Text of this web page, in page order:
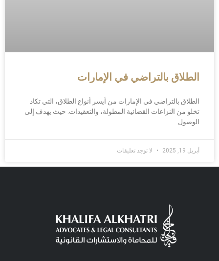
الطلاق بالتراضي في الإمارات
الطلاق بالتراضي في الإمارات من أيسر أنواع الطلاق، التي تكاد
تخلو من النزاعات القضائية المطولة، والتعقيدات. حيث يهدف إلى
الوصول
أبريل 19, 2025 لا توجد تعليقات